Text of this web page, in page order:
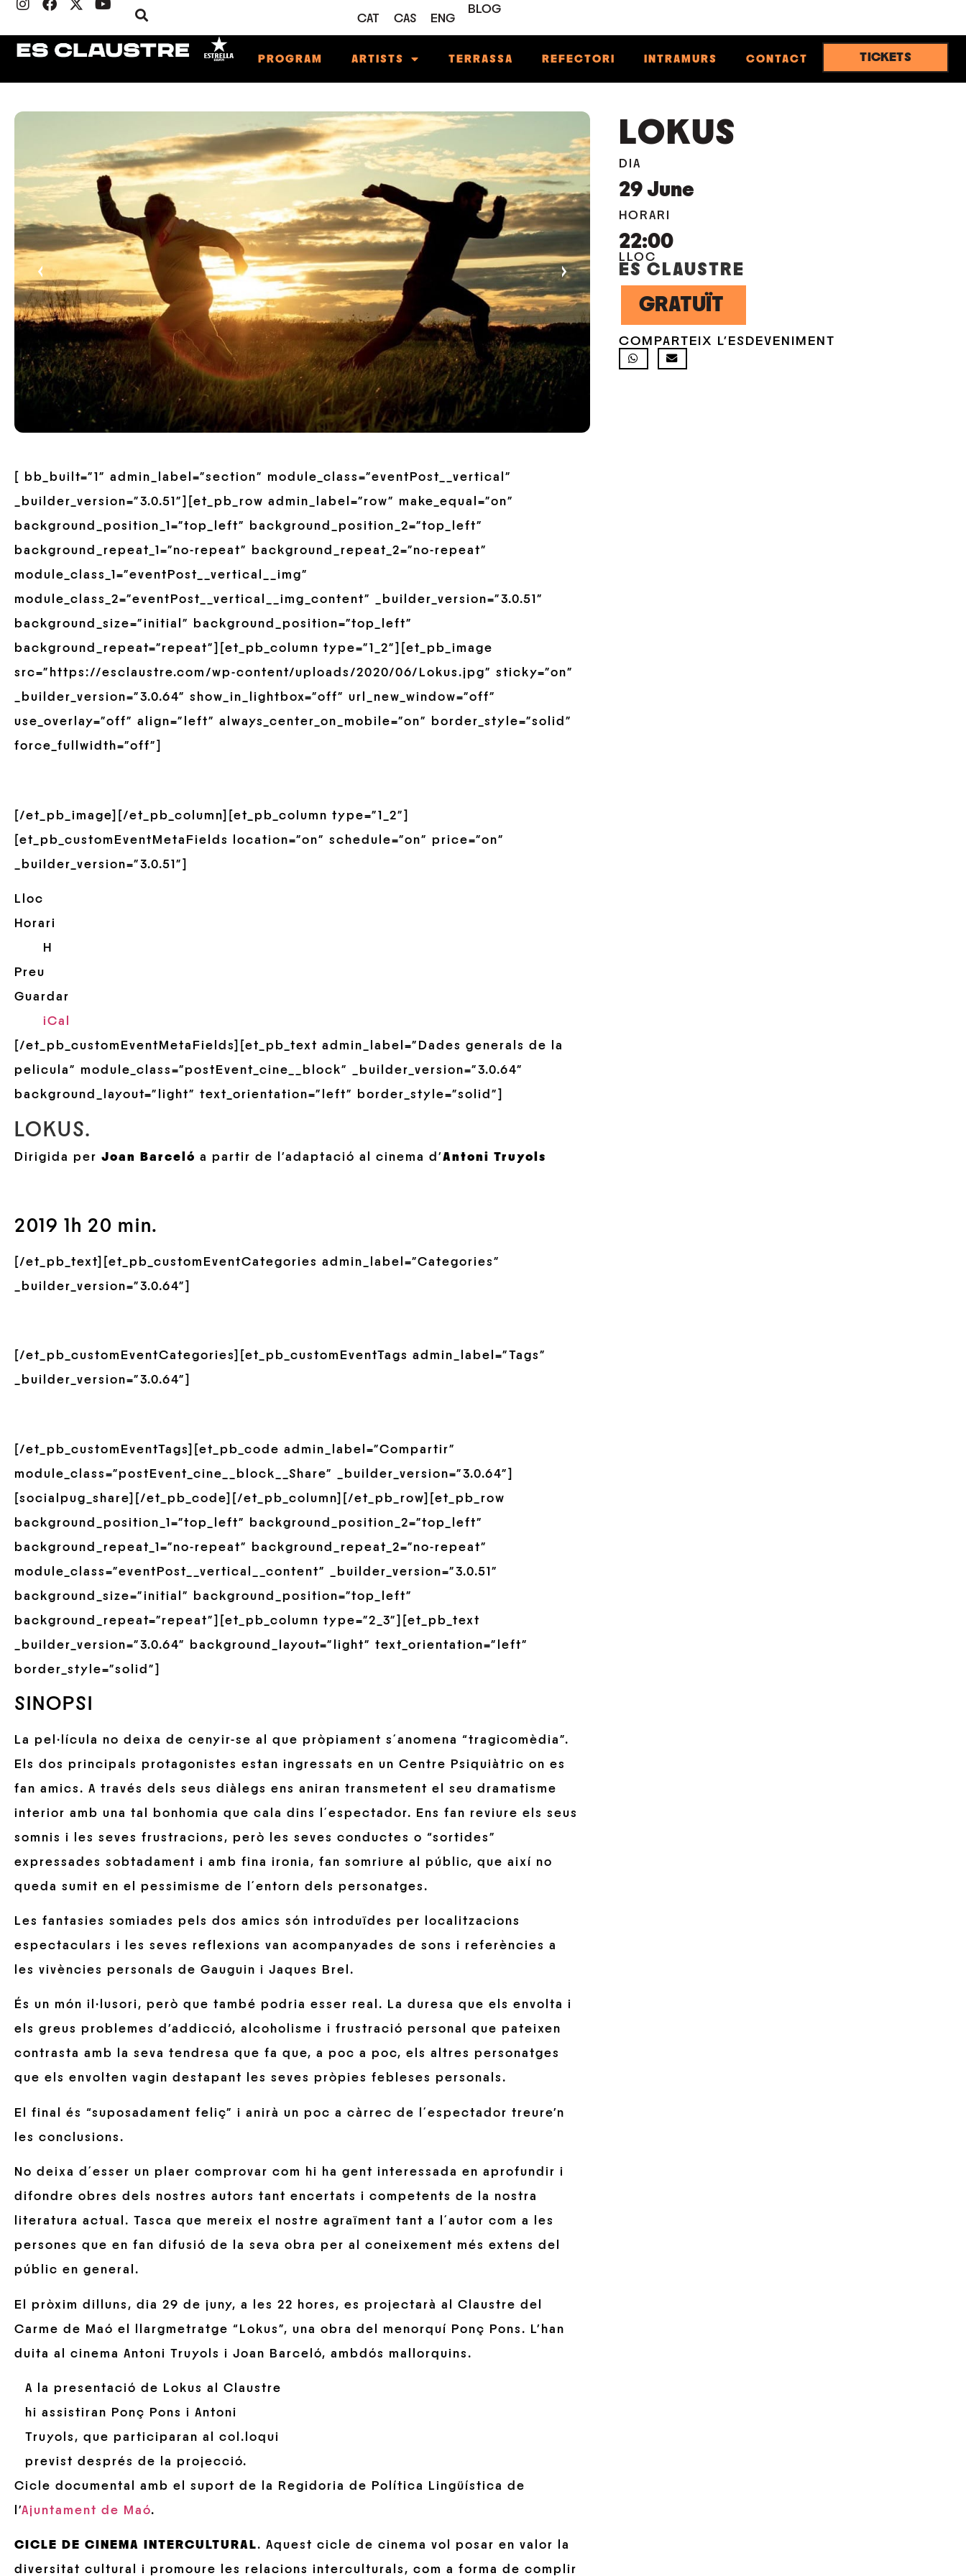
CAT CAS ENG
BLOG
PROGRAM ARTISTS TERRASSA REFECTORI INTRAMURS CONTACT TICKETS
‹ ›
LOKUS
DIA
29 June
HORARI
22:00
LLOC
ES CLAUSTRE
GRATUÏT
COMPARTEIX L'ESDEVENIMENT
[ bb_built=”1″ admin_label=”section” module_class=”eventPost__vertical”
_builder_version=”3.0.51″][et_pb_row admin_label=”row” make_equal=”on”
background_position_1=”top_left” background_position_2=”top_left”
background_repeat_1=”no-repeat” background_repeat_2=”no-repeat”
module_class_1=”eventPost__vertical__img”
module_class_2=”eventPost__vertical__img_content” _builder_version=”3.0.51″
background_size=”initial” background_position=”top_left”
background_repeat=”repeat”][et_pb_column type=”1_2″][et_pb_image
src=”https://esclaustre.com/wp-content/uploads/2020/06/Lokus.jpg” sticky=”on”
_builder_version=”3.0.64″ show_in_lightbox=”off” url_new_window=”off”
use_overlay=”off” align=”left” always_center_on_mobile=”on” border_style=”solid”
force_fullwidth=”off”]
[/et_pb_image][/et_pb_column][et_pb_column type=”1_2″]
[et_pb_customEventMetaFields location=”on” schedule=”on” price=”on”
_builder_version=”3.0.51″]
Lloc
Horari
H
Preu
Guardar
iCal
[/et_pb_customEventMetaFields][et_pb_text admin_label=”Dades generals de la
pelicula” module_class=”postEvent_cine__block” _builder_version=”3.0.64″
background_layout=”light” text_orientation=”left” border_style=”solid”]
LOKUS.
Dirigida per Joan Barceló a partir de l’adaptació al cinema d’Antoni Truyols
2019 1h 20 min.
[/et_pb_text][et_pb_customEventCategories admin_label=”Categories”
_builder_version=”3.0.64″]
[/et_pb_customEventCategories][et_pb_customEventTags admin_label=”Tags”
_builder_version=”3.0.64″]
[/et_pb_customEventTags][et_pb_code admin_label=”Compartir”
module_class=”postEvent_cine__block__Share” _builder_version=”3.0.64″]
[socialpug_share][/et_pb_code][/et_pb_column][/et_pb_row][et_pb_row
background_position_1=”top_left” background_position_2=”top_left”
background_repeat_1=”no-repeat” background_repeat_2=”no-repeat”
module_class=”eventPost__vertical__content” _builder_version=”3.0.51″
background_size=”initial” background_position=”top_left”
background_repeat=”repeat”][et_pb_column type=”2_3″][et_pb_text
_builder_version=”3.0.64″ background_layout=”light” text_orientation=”left”
border_style=”solid”]
SINOPSI
La pel·lícula no deixa de cenyir-se al que pròpiament s´anomena “tragicomèdia”.
Els dos principals protagonistes estan ingressats en un Centre Psiquiàtric on es
fan amics. A través dels seus diàlegs ens aniran transmetent el seu dramatisme
interior amb una tal bonhomia que cala dins l´espectador. Ens fan reviure els seus
somnis i les seves frustracions, però les seves conductes o “sortides”
expressades sobtadament i amb fina ironia, fan somriure al públic, que així no
queda sumit en el pessimisme de l´entorn dels personatges.
Les fantasies somiades pels dos amics són introduïdes per localitzacions
espectaculars i les seves reflexions van acompanyades de sons i referències a
les vivències personals de Gauguin i Jaques Brel.
És un món il·lusori, però que també podria esser real. La duresa que els envolta i
els greus problemes d’addicció, alcoholisme i frustració personal que pateixen
contrasta amb la seva tendresa que fa que, a poc a poc, els altres personatges
que els envolten vagin destapant les seves pròpies febleses personals.
El final és “suposadament feliç” i anirà un poc a càrrec de l´espectador treure’n
les conclusions.
No deixa d´esser un plaer comprovar com hi ha gent interessada en aprofundir i
difondre obres dels nostres autors tant encertats i competents de la nostra
literatura actual. Tasca que mereix el nostre agraïment tant a l´autor com a les
persones que en fan difusió de la seva obra per al coneixement més extens del
públic en general.
El pròxim dilluns, dia 29 de juny, a les 22 hores, es projectarà al Claustre del
Carme de Maó el llargmetratge “Lokus”, una obra del menorquí Ponç Pons. L’han
duita al cinema Antoni Truyols i Joan Barceló, ambdós mallorquins.
A la presentació de Lokus al Claustre
hi assistiran Ponç Pons i Antoni
Truyols, que participaran al col.loqui
previst després de la projecció.
Cicle documental amb el suport de la Regidoria de Política Lingüística de
l’Ajuntament de Maó.
CICLE DE CINEMA INTERCULTURAL. Aquest cicle de cinema vol posar en valor la
diversitat cultural i promoure les relacions interculturals, com a forma de complir